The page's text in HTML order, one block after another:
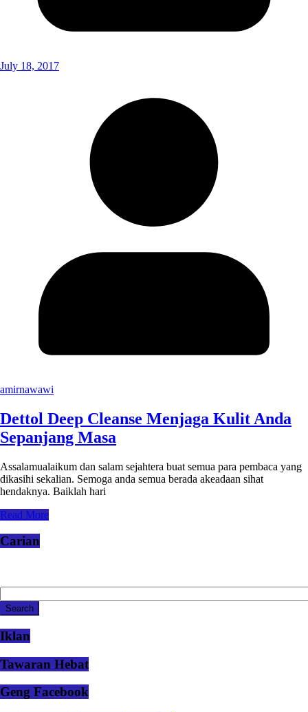
July 18, 2017
amirnawawi
Dettol Deep Cleanse Menjaga Kulit Anda
Sepanjang Masa
Assalamualaikum dan salam sejahtera buat semua para pembaca yang
dikasihi sekalian. Semoga anda semua berada akeadaan sihat
hendaknya. Baiklah hari
Read More
Carian
Iklan
Tawaran Hebat
Geng Facebook